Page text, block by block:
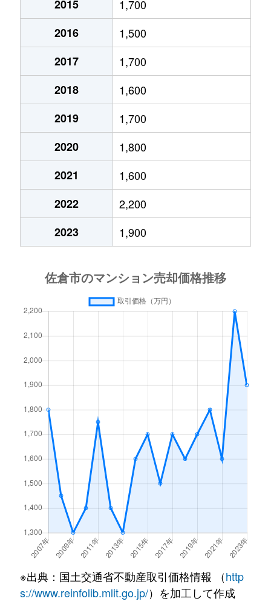
西志津 2,500万円
南ユーカリが丘
2,000万円
宮ノ台
3,500万円
2,300万円
1,100万円
980万円
ユーカリが丘
1,600万円
ユーカリが丘
1,200万円
ユーカリが丘
1,400万円
ユーカリが丘
ユーカリが丘
2,800万円
ユーカリが丘
ユーカリが丘
ユーカリが丘
ユーカリが丘
ユーカリが丘
2015
1,700
2016
1,500
2017
1,700
2018
1,600
2019
1,700
2020
1,800
2021
1,600
2022
2,200
2023
1,900
※出典：国土交通省不動産取引価格情報 （http
s://www.reinfolib.mlit.go.jp/）を加工して作成